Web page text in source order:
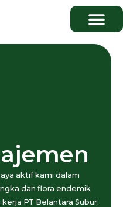
aktif kami dalam
dan flora endemik
PT Belantara Subur.